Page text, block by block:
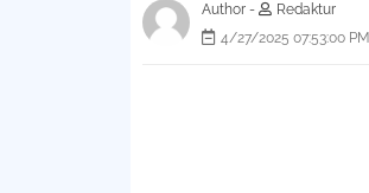
Author -
Redaktur
4/27/2025 07:53:00 PM